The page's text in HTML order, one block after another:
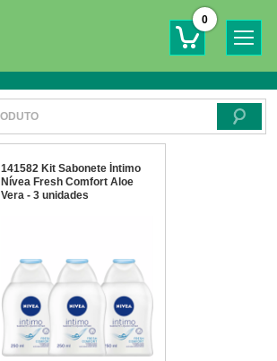
0
141582 Kit Sabonete Íntimo
Nívea Fresh Comfort Aloe
Vera - 3 unidades